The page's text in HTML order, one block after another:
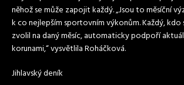
něhož se může zapojit každý. „Jsou to měsíční
k co nejlepším sportovním výkonům. Každý, kdo
zvolil na daný měsíc, automaticky podpoří
korunami,“ vysvětlila Roháčková.
Jihlavský deník